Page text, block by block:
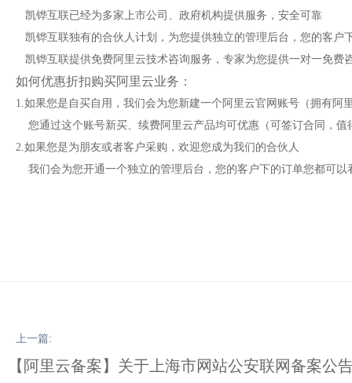
凯铧互联已经为多家上市公司、政府机构提供服务，安全可靠
凯铧互联独有的合伙人计划，为您提供独立的管理后台，您的客户
凯铧互联提供免费阿里云技术咨询服务，专家为您提供一对一免费
如何优惠折扣购买阿里云业务：
1.如果您是自买自用，我们会为您新建一个阿里云官网账号（拥有阿
您通过这个账号新买、续费阿里云产品均可优惠（可签订合同，值
2.如果您是为朋友或者客户采购，欢迎您成为我们的合伙人
我们会为您开通一个独立的管理后台，您的客户下的订单您都可以
上一篇:
【阿里云备案】关于上海市网站公安联网备案公